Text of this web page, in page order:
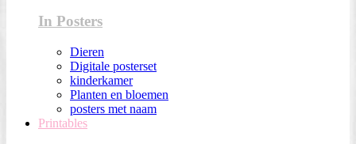
In Posters
Dieren
Digitale posterset
kinderkamer
Planten en bloemen
posters met naam
Printables